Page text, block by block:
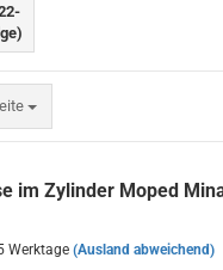
im Zylinder Moped
Werktage (Ausland abweichend)